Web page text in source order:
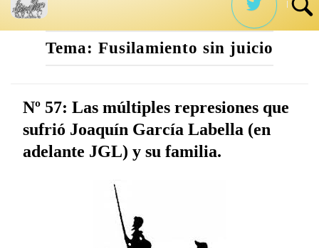
Tema: Fusilamiento sin juicio
Nº 57: Las múltiples represiones que
sufrió Joaquín García Labella (en
adelante JGL) y su familia.